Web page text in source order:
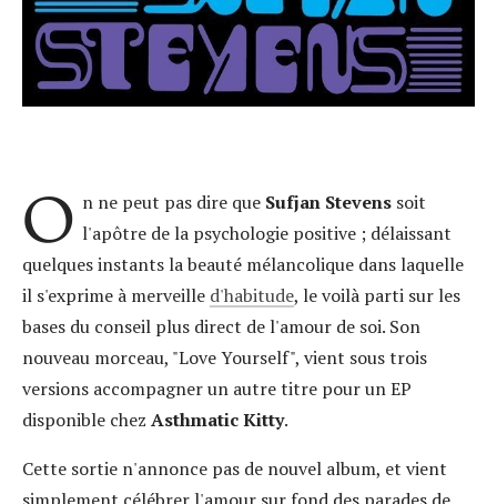
O n ne peut pas dire que Sufjan Stevenssoit
l'apôtre de la psychologie positive ; délaissant
quelques instants la beauté mélancolique dans laquelle
il s'exprime à merveille d'habitude, le voilà parti sur les
bases du conseil plus direct de l'amour de soi. Son
nouveau morceau, "Love Yourself", vient sous trois
versions accompagner un autre titre pour un EP
disponible chez Asthmatic Kitty.
Cette sortie n'annonce pas de nouvel album, et vient